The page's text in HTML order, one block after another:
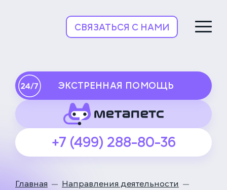
СВЯЗАТЬСЯ С НАМИ
ЭКСТРЕННАЯ ПОМОЩЬ
+7 (499) 288-80-36
Главная
Направления деятельности